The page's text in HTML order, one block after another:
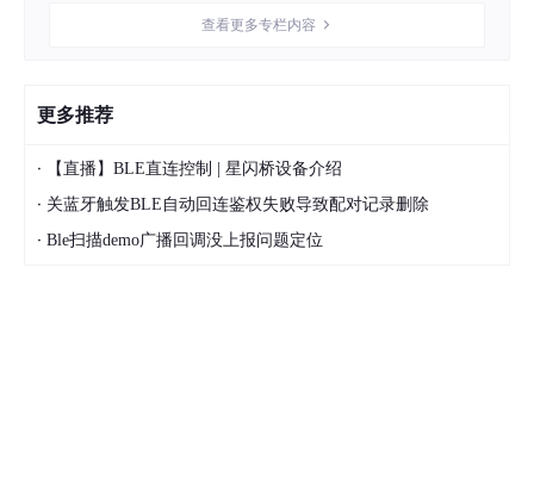
查看更多专栏内容
更多推荐
· 【直播】BLE直连控制 | 星闪桥设备介绍
· 关蓝牙触发BLE自动回连鉴权失败导致配对记录删除
· Ble扫描demo广播回调没上报问题定位